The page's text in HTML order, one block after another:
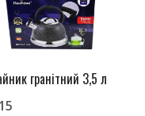
гранітний 3,5 л
15